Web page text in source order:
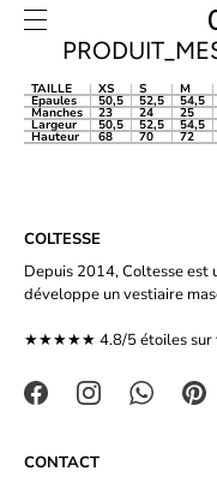
Skip
TAILLE XS S M
Epaules 50,5 52,5 54,5
Manches 23 24 25
Largeur 50,5 52,5 54,5
Hauteur 68 70 72
COLTESSE
Depuis 2014, Coltesse
développe un vestiaire
★★★★★ 4.8/5 étoiles sur
CONTACT